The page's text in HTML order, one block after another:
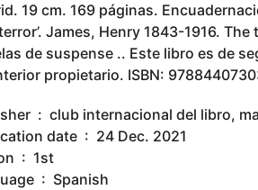
19 cm. 169 páginas.
James, Henry 1843-1916.
de suspense .. Este libro es de
propietario. ISBN:
Publisher ‏ : ‎ club internacional del
Publication date ‏ : ‎ 24 Dec. 2021
Edition ‏ : ‎ 1st
Language ‏ : ‎ Spanish